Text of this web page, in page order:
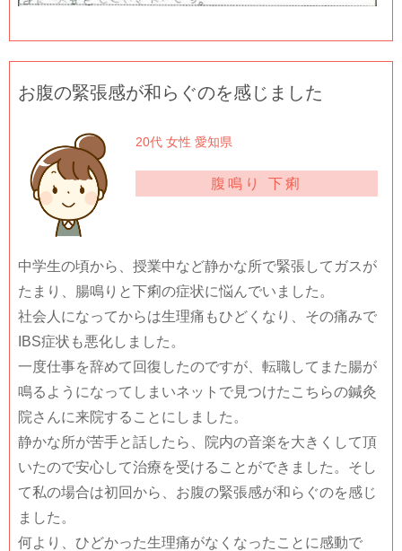
お腹の緊張感が和らぐのを感じました
20代 女性 愛知県
腹鳴り 下痢
中学生の頃から、授業中など静かな所で緊張してガスが
たまり、腸鳴りと下痢の症状に悩んでいました。
社会人になってからは生理痛もひどくなり、その痛みで
IBS症状も悪化しました。
一度仕事を辞めて回復したのですが、転職してまた腸が
鳴るようになってしまいネットで見つけたこちらの鍼灸
院さんに来院することにしました。
静かな所が苦手と話したら、院内の音楽を大きくして頂
いたので安心して治療を受けることができました。そし
て私の場合は初回から、お腹の緊張感が和らぐのを感じ
ました。
何より、ひどかった生理痛がなくなったことに感動で